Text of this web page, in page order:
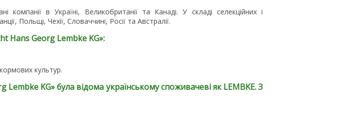
в Україні, Великобританії та Канаді. У складі селекційних і
Польщі, Чехії, Словаччині, Росії та Австралії.
HansGeorg Lembke KG»:
культур.
Lembke KG» була відома українському споживачеві як LEMBKE. З